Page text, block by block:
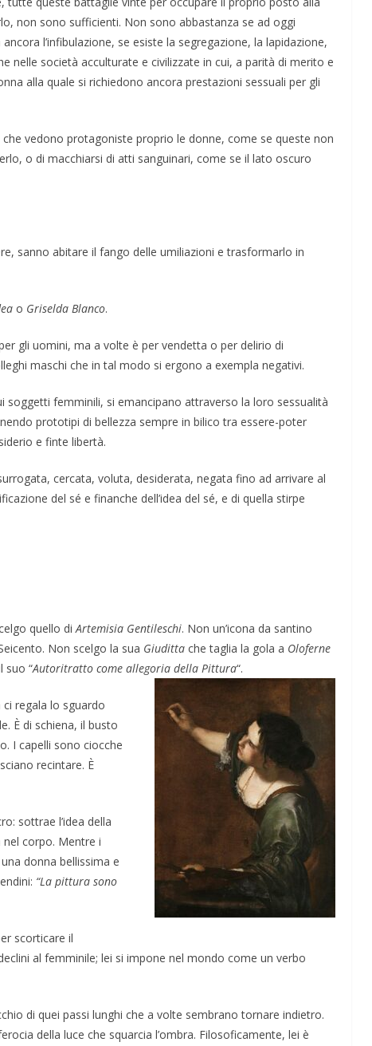
non sono sufficienti. Non sono abbastanza se ad oggi
l’infibulazione, se esiste la segregazione, la lapidazione,
nelle società acculturate e civilizzate in cui, a parità di merito e
alla quale si richiedono ancora prestazioni sessuali per gli
vedono protagoniste proprio le donne, come se queste non
o di macchiarsi di atti sanguinari, come se il lato oscuro
sanno abitare il fango delle umiliazioni e trasformarlo in
o Griselda Blanco.
gli uomini, ma a volte è per vendetta o per delirio di
maschi che in tal modo si ergono a exempla negativi.
soggetti femminili, si emancipano attraverso la loro sessualità
prototipi di bellezza sempre in bilico tra essere-poter
e finte libertà.
cercata, voluta, desiderata, negata fino ad arrivare al
del sé e finanche dell’idea del sé, e di quella stirpe
quello diArtemisia Gentileschi. Non un’icona da santino
Non scelgo la sua Giuditta che taglia la gola a Oloferne
“Autoritratto come allegoria della Pittura“.
regala lo sguardo
È di schiena, il busto
I capelli sono ciocche
recintare. È
sottrae l’idea della
nel corpo. Mentre i
donna bellissima e
“La pittura sono
scorticare il
al femminile; lei si impone nel mondo come un verbo
di quei passi lunghi che a volte sembrano tornare indietro.
della luce che squarcia l’ombra. Filosoficamente, lei è